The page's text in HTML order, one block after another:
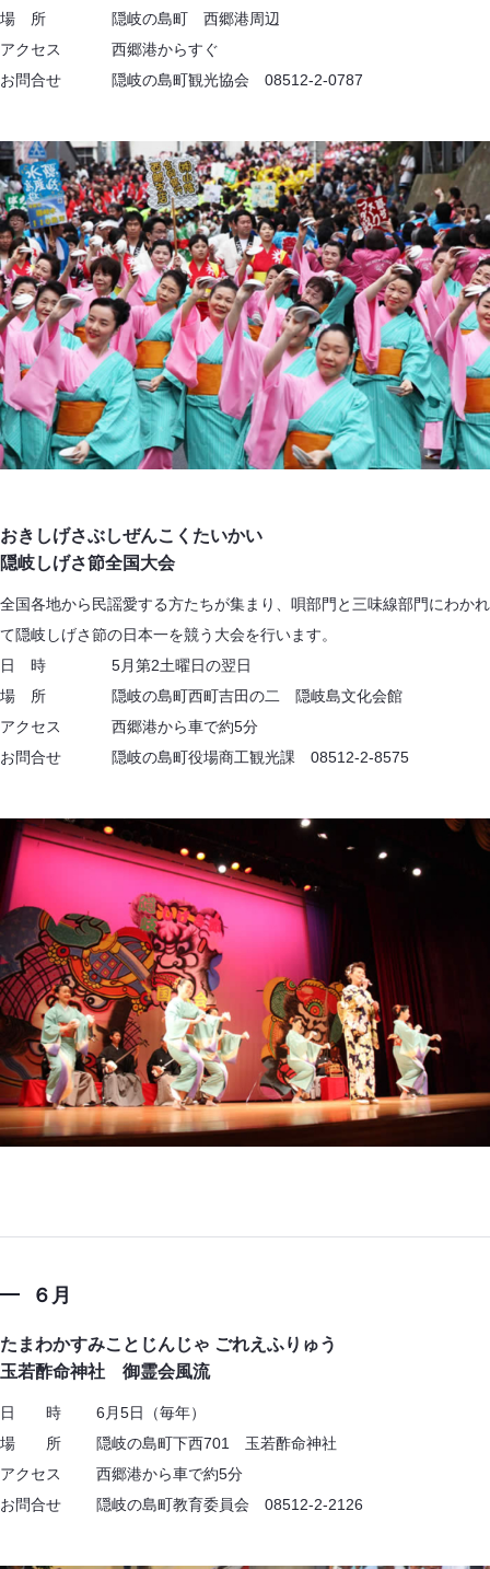
場 所 隠岐の島町 西郷港周辺
アクセス 西郷港からすぐ
お問合せ 隠岐の島町観光協会 08512-2-0787
おきしげさぶしぜんこくたいかい
隠岐しげさ節全国大会
全国各地から民謡愛する方たちが集まり、唄部門と三味線部門にわかれ
て隠岐しげさ節の日本一を競う大会を行います。
日 時 5月第2土曜日の翌日
場 所 隠岐の島町西町吉田の二 隠岐島文化会館
アクセス 西郷港から車で約5分
お問合せ 隠岐の島町役場商工観光課 08512-2-8575
６月
たまわかすみことじんじゃ ごれえふりゅう
玉若酢命神社 御霊会風流
日 時 6月5日（毎年）
場 所 隠岐の島町下西701 玉若酢命神社
アクセス 西郷港から車で約5分
お問合せ 隠岐の島町教育委員会 08512-2-2126